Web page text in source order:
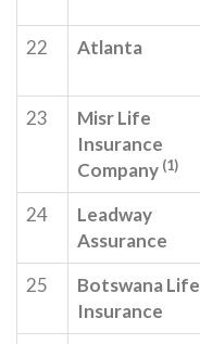
22
Atlanta
23
Misr Life
Insurance
Company (1)
24
Leadway
Assurance
25
Botswana Life
Insurance